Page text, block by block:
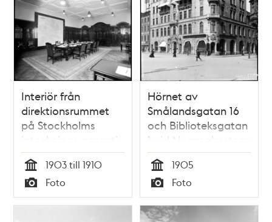
Interiör från
direktionsrummet
på Stockholms
intecknings-garanti-
aktiebolag på
Fredsgatan
Tid
1903 till 1910
Typ
Foto
Hörnet av
Smålandsgatan 16
och Biblioteksgatan
1 vid Norrmalmstorg
1
Tid
1905
Typ
Foto